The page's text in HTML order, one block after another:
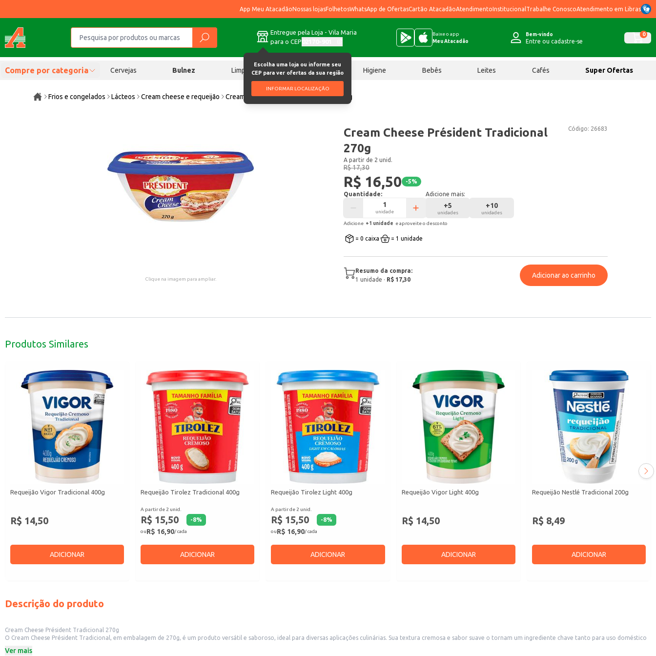
App Meu AtacadãoNossas lojasFolhetosWhatsApp de OfertasCartão AtacadãoAtendimentoInstitucional Trabalhe ConoscoAtendimento em Libras
Entregue pela Loja - Vila Maria
para o CEP
Escolha uma loja ou informe seu
CEP para ver ofertas da sua região
INFORMAR LOCALIZAÇÃO
Baixe o app
Meu Atacadão
Bem-vindo
Entre ou cadastre-se
0
Compre por categoria Cervejas Bulnez Limpeza Chocolates Higiene Bebês Leites Cafés Super Ofertas
Frios e congelados Lácteos Cream cheese e requeijão Cream Cheese Président Tradicional 270g
Clique na imagem para ampliar.
Código: 26683
Cream Cheese Président Tradicional
270g
A partir de 2 unid.
R$ 17,30
R$ 16,50 -5%
Quantidade:
unidade
Adicione mais:
+5
unidades
+10
unidades
Adicione +1 unidade e aproveite o desconto
= 0 caixa = 1 unidade
Resumo da compra:
1 unidade · R$ 17,30
Adicionar ao carrinho
Produtos Similares
Requeijão Vigor Tradicional 400g
R$ 14,50
ADICIONAR
Requeijão Tirolez Tradicional 400g
A partir de 2 unid.
R$ 15,50 -8%
ouR$ 16,90/ cada
ADICIONAR
Requeijão Tirolez Light 400g
A partir de 2 unid.
R$ 15,50 -8%
ouR$ 16,90/ cada
ADICIONAR
Requeijão Vigor Light 400g
R$ 14,50
ADICIONAR
Requeijão Nestlé Tradicional 200g
R$ 8,49
ADICIONAR
Descrição do produto
Cream Cheese Président Tradicional 270g
O Cream Cheese Président Tradicional, em embalagem de 270g, é um produto versátil e saboroso, ideal para diversas aplicações culinárias. Sua textura cremosa e sabor suave o tornam um ingrediente chave tanto para uso doméstico
Dicas de Uso:
Ver mais